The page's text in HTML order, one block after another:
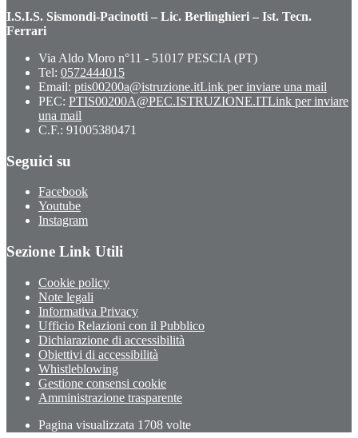
I.S.I.S. Sismondi-Pacinotti – Lic. Berlinghieri – Ist. Tecn.
Ferrari
Via Aldo Moro n°11 - 51017 PESCIA (PT)
Tel: 0572444015
Email: ptis00200a@istruzione.itLink per inviare una mail
PEC: PTIS00200A@PEC.ISTRUZIONE.ITLink per inviare
una mail
C.F.: 91005380471
Seguici su
Facebook
Youtube
Instagram
Sezione Link Utili
Cookie policy
Note legali
Informativa Privacy
Ufficio Relazioni con il Pubblico
Dichiarazione di accessibilità
Obiettivi di accessibilità
Whistleblowing
Gestione consensi cookie
Amministrazione trasparente
Pagina visualizzata 1708 volte